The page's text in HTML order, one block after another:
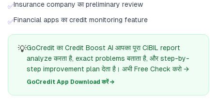
✅Insurance company का preliminary review
✅Financial apps का credit monitoring feature
💡GoCredit का Credit Boost AI आपका पूरा CIBIL report
analyze करता है, exact problems बताता है, और step-by-
step improvement plan देता है। अभी Free Check करो →
GoCredit App Download करें →